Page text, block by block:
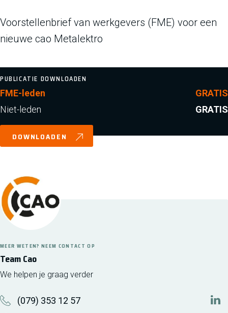
Voorstellenbrief van werkgevers (FME) voor een
nieuwe cao Metalektro
PUBLICATIE DOWNLOADEN
FME-leden
GRATIS
Niet-leden
GRATIS
DOWNLOADEN
Team Cao
MEER WETEN? NEEM CONTACT OP
We helpen je graag verder
(079) 353 12 57